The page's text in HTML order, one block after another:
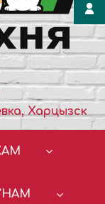
Харцызск